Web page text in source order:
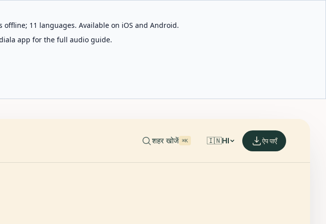
11 languages. Available on iOS and Android.
app for the full audio guide.
शहर खोजें ⌘K 🇮🇳HI ऐप पाएँ